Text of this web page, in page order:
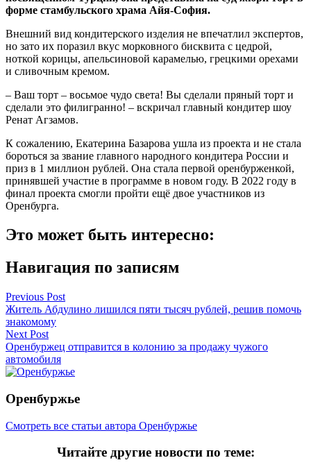
форме стамбульского храма Айя-София.
Внешний вид кондитерского изделия не впечатлил экспертов,
но зато их поразил вкус морковного бисквита с цедрой,
ноткой корицы, апельсиновой карамелью, грецкими орехами
и сливочным кремом.
– Ваш торт – восьмое чудо света! Вы сделали пряный торт и
сделали это филигранно! – вскричал главный кондитер шоу
Ренат Агзамов.
К сожалению, Екатерина Базарова ушла из проекта и не стала
бороться за звание главного народного кондитера России и
приз в 1 миллион рублей. Она стала первой оренбурженкой,
принявшей участие в программе в новом году. В 2022 году в
финал проекта смогли пройти ещё двое участников из
Оренбурга.
Это может быть интересно:
Навигация по записям
Previous Post
Житель Абдулино лишился пяти тысяч рублей, решив помочь
знакомому
Next Post
Оренбуржец отправится в колонию за продажу чужого
автомобиля
Оренбуржье
Смотреть все статьи автора Оренбуржье
Читайте другие новости по теме: